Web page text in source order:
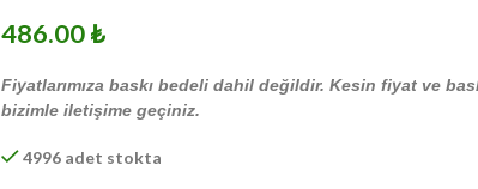
486.00₺
Fiyatlarımıza baskı bedeli dahil değildir. Kesin fiyat ve
bizimle iletişime geçiniz.
4996 adet stokta